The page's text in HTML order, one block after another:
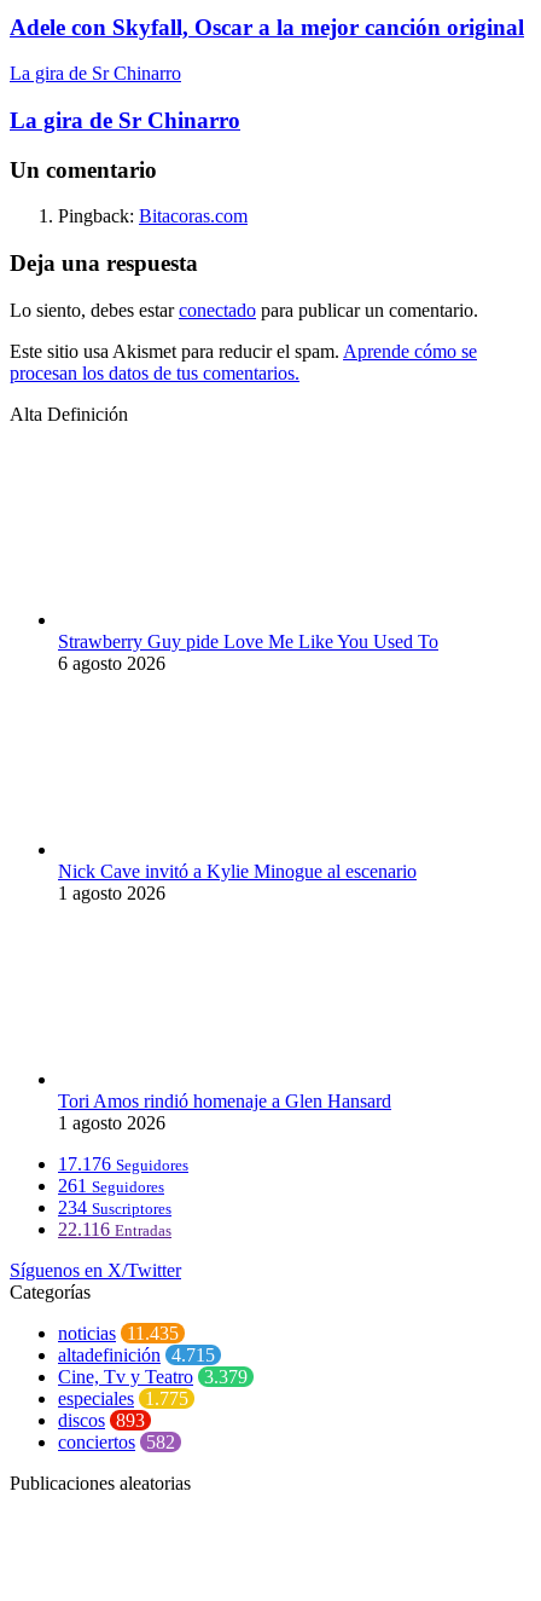
Adele con Skyfall, Oscar a la mejor canción original
La gira de Sr Chinarro
La gira de Sr Chinarro
Un comentario
Pingback: Bitacoras.com
Deja una respuesta
Lo siento, debes estarconectado para publicar un comentario.
Este sitio usa Akismet para reducir el spam. Aprende cómo se
procesan los datos de tus comentarios.
Alta Definición
Strawberry Guy pide Love Me Like You Used To
6 agosto 2026
Nick Cave invitó a Kylie Minogue al escenario
1 agosto 2026
Tori Amos rindió homenaje a Glen Hansard
1 agosto 2026
17.176 Seguidores
261 Seguidores
234 Suscriptores
22.116 Entradas
Síguenos en X/Twitter
Categorías
noticias 11.435
altadefinición 4.715
Cine, Tv y Teatro 3.379
especiales 1.775
discos 893
conciertos 582
Publicaciones aleatorias